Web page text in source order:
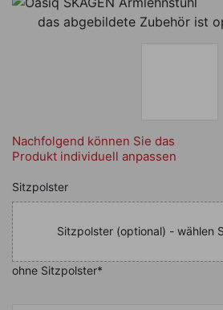
das abgebildete Zubehör ist
Nachfolgend können Sie das
Produkt individuell anpassen
Nachfolgend können
Sitzpolster
Sitzpolster (optional) - wählen
ohne Sitzpolster*